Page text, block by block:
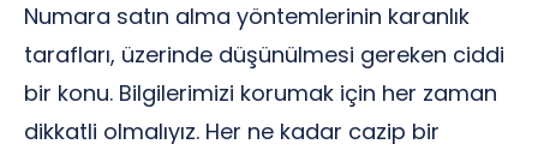
Numara satın alma yöntemlerinin karanlık
tarafları, üzerinde düşünülmesi gereken ciddi
bir konu. Bilgilerimizi korumak için her zaman
dikkatli olmalıyız. Her ne kadar cazip bir